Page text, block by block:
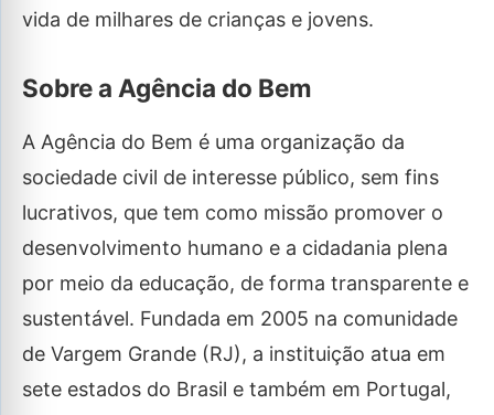
vida de milhares de crianças e jovens.
Sobre a Agência do Bem
A Agência do Bem é uma organização da
sociedade civil de interesse público, sem fins
lucrativos, que tem como missão promover o
desenvolvimento humano e a cidadania plena
por meio da educação, de forma transparente e
sustentável. Fundada em 2005 na comunidade
de Vargem Grande (RJ), a instituição atua em
sete estados do Brasil e também em Portugal,